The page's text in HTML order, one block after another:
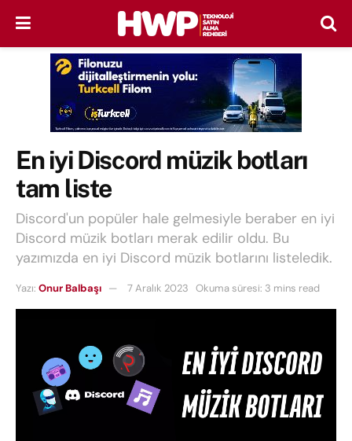
En iyi Discord müzik botları
tam liste
Discord'un popüler hale gelmesiyle beraber en iyi
Discord müzik botları merak edilir oldu. Bu
yazımızda en iyi Discord müzik botlarını listeledik.
Yazı: Onur Balbaşı 7 Aralık 2023 Okuma süresi: 3 mins read